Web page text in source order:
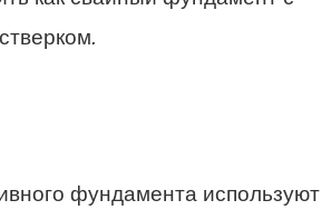
.
фундамента используют